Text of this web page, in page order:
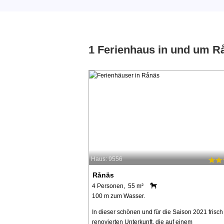
1 Ferienhaus in und um
Haus: 9556
Rånäs
4 Personen, 55 m²
100 m zum Wasser.
In dieser schönen und für die Saison 2021 frisch
renovierten Unterkunft, die auf einem